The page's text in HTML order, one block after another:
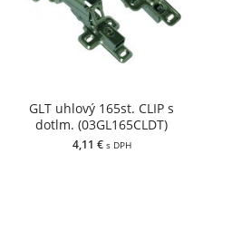
GLT uhlový 165st. CLIP s
dotlm. (03GL165CLDT)
4,11 € s DPH